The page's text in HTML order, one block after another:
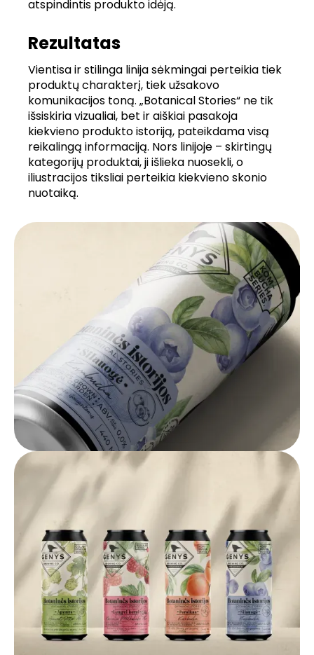
atspindintis produkto idėją.
Rezultatas
Vientisa ir stilinga linija sėkmingai perteikia tiek
produktų charakterį, tiek užsakovo
komunikacijos toną. „Botanical Stories“ ne tik
išsiskiria vizualiai, bet ir aiškiai pasakoja
kiekvieno produkto istoriją, pateikdama visą
reikalingą informaciją. Nors linijoje – skirtingų
kategorijų produktai, ji išlieka nuosekli, o
iliustracijos tiksliai perteikia kiekvieno skonio
nuotaiką.